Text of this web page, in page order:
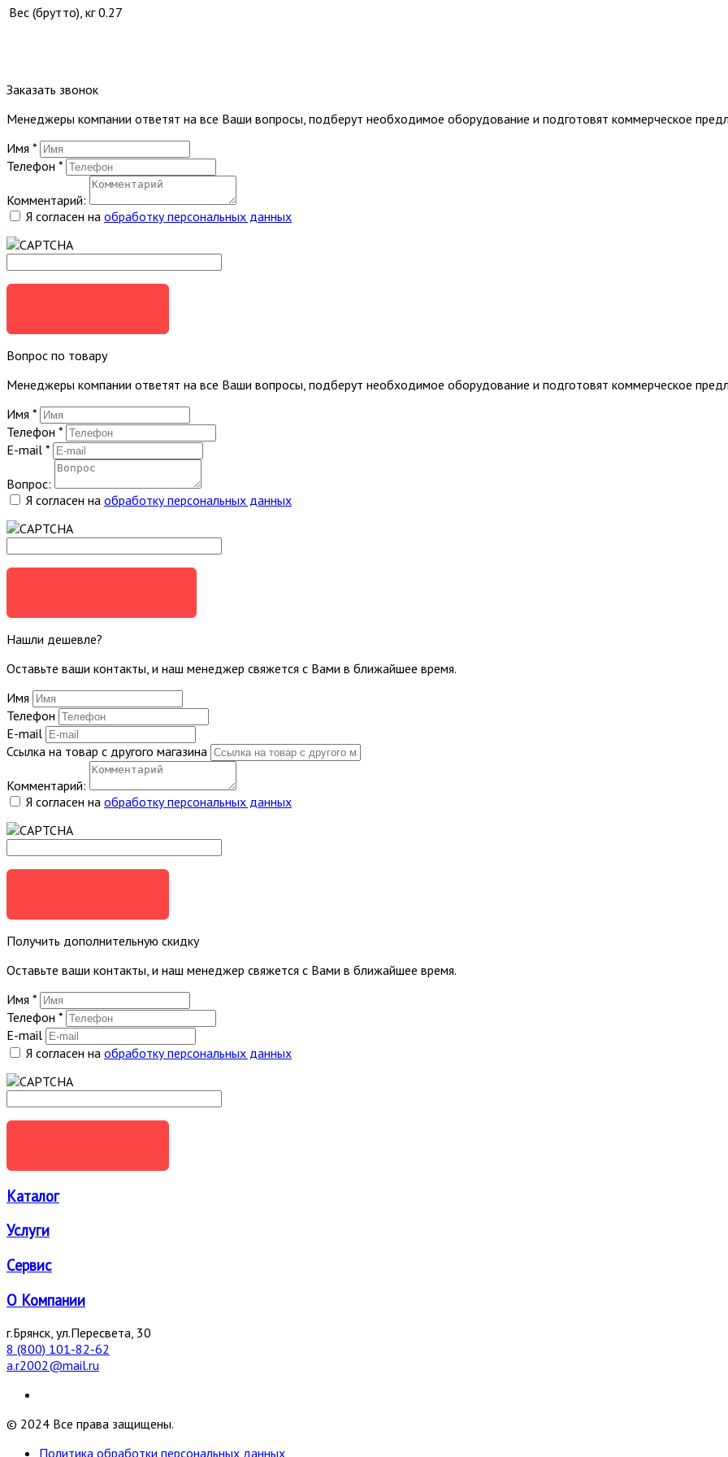
Вес (брутто), кг 0.27
Заказать звонок
Менеджеры компании ответят на все Ваши вопросы, подберут необходимое оборудование и подготовят коммерческое
Имя *
Телефон *
Комментарий:
Я согласен на обработку персональных данных
Вопрос по товару
Менеджеры компании ответят на все Ваши вопросы, подберут необходимое оборудование и подготовят коммерческое
Имя *
Телефон *
E-mail *
Вопрос:
Я согласен на обработку персональных данных
Нашли дешевле?
Оставьте ваши контакты, и наш менеджер свяжется с Вами в ближайшее время.
Имя
Телефон
E-mail
Ссылка на товар с другого магазина
Комментарий:
Я согласен на обработку персональных данных
Получить дополнительную скидку
Оставьте ваши контакты, и наш менеджер свяжется с Вами в ближайшее время.
Имя *
Телефон *
E-mail
Я согласен на обработку персональных данных
Каталог
Услуги
Сервис
О Компании
г.Брянск, ул.Пересвета, 30
8 (800) 101-82-62
a.r2002@mail.ru
© 2024 Все права защищены.
Политика обработки персональных данных